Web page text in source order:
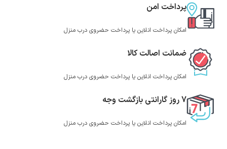
پرداخت امن
امکان پرداخت انلاین یا پرداخت حضروی درب منزل
ضمانت اصالت کالا
امکان پرداخت انلاین یا پرداخت حضروی درب منزل
7 روز گارانتی بازگشت وجه
امکان پرداخت انلاین یا پرداخت حضروی درب منزل